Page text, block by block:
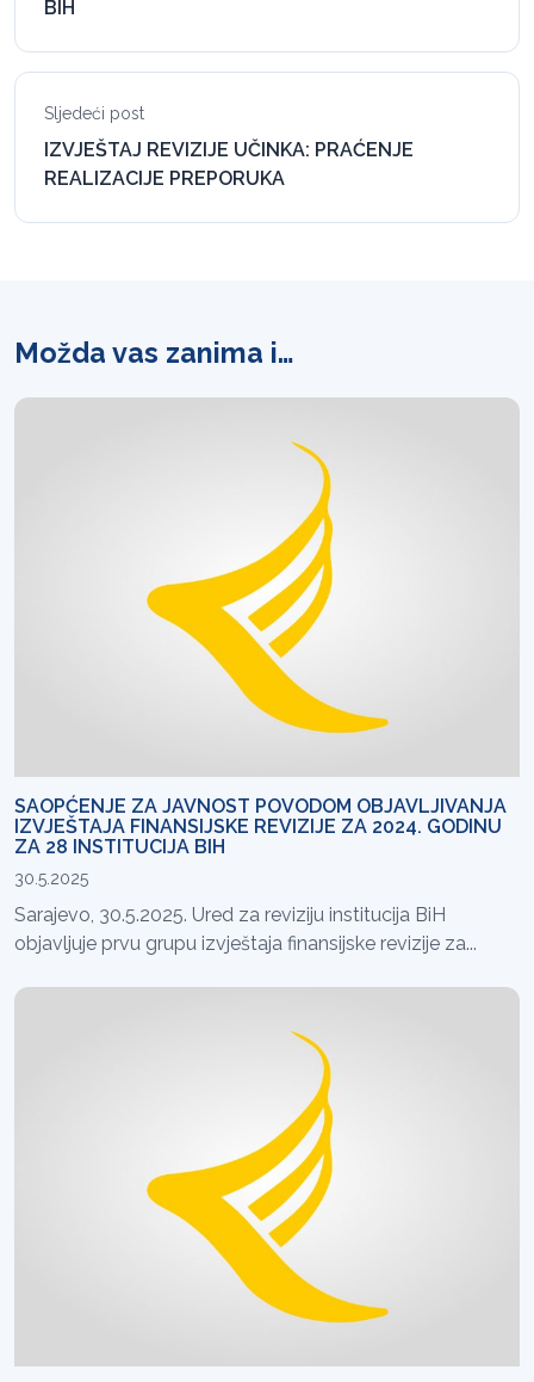
BIH
Sljedeći post
IZVJEŠTAJ REVIZIJE UČINKA: PRAĆENJE
REALIZACIJE PREPORUKA
Možda vas zanima i…
SAOPĆENJE ZA JAVNOST POVODOM OBJAVLJIVANJA
IZVJEŠTAJA FINANSIJSKE REVIZIJE ZA 2024. GODINU
ZA 28 INSTITUCIJA BIH
30.5.2025
Sarajevo, 30.5.2025. Ured za reviziju institucija BiH
objavljuje prvu grupu izvještaja finansijske revizije za...